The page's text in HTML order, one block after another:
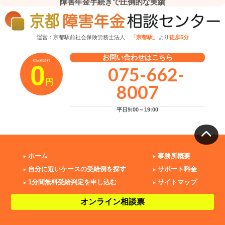
運営：京都駅前社会保険労務士法人 「京都駅」 より徒歩5分
初回相談料
0 円
お問い合わせはこちら
075-662-
8007
平日9:00～19:00
ホーム
自分に近いケースの受給例を探す
1分間無料受給判定を申し込む
事務所概要
サポート料金
サイトマップ
オンライン相談票